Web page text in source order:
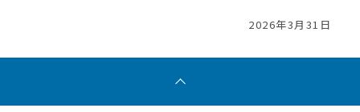
2026年3月31日